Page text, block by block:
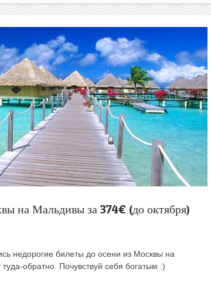
на Мальдивы за 374€ (до октября)
недорогие билеты до осени из Москвы на
обратно. Почувствуй себя богатым :)